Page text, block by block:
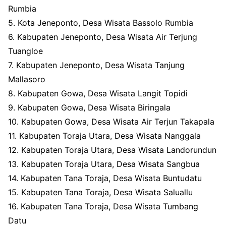
Rumbia
5. Kota Jeneponto, Desa Wisata Bassolo Rumbia
6. Kabupaten Jeneponto, Desa Wisata Air Terjung
Tuangloe
7. Kabupaten Jeneponto, Desa Wisata Tanjung
Mallasoro
8. Kabupaten Gowa, Desa Wisata Langit Topidi
9. Kabupaten Gowa, Desa Wisata Biringala
10. Kabupaten Gowa, Desa Wisata Air Terjun Takapala
11. Kabupaten Toraja Utara, Desa Wisata Nanggala
12. Kabupaten Toraja Utara, Desa Wisata Landorundun
13. Kabupaten Toraja Utara, Desa Wisata Sangbua
14. Kabupaten Tana Toraja, Desa Wisata Buntudatu
15. Kabupaten Tana Toraja, Desa Wisata Saluallu
16. Kabupaten Tana Toraja, Desa Wisata Tumbang
Datu